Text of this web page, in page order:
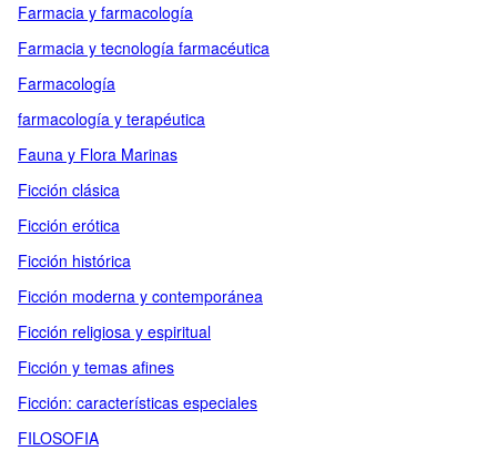
Farmacia y farmacología
Farmacia y tecnología farmacéutica
Farmacología
farmacología y terapéutica
Fauna y Flora Marinas
Ficción clásica
Ficción erótica
Ficción histórica
Ficción moderna y contemporánea
Ficción religiosa y espiritual
Ficción y temas afines
Ficción: características especiales
FILOSOFIA